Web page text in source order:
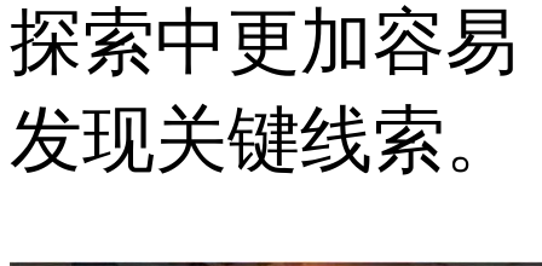
探索中更加容易
发现关键线索。